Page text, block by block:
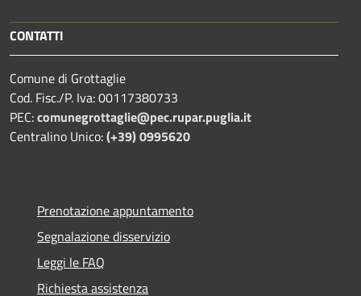
CONTATTI
Comune di Grottaglie
Cod. Fisc./P. Iva: 00117380733
PEC:comunegrottaglie@pec.rupar.puglia.it
Centralino Unico:(+39) 0995620
Prenotazione appuntamento
Segnalazione disservizio
Leggi le FAQ
Richiesta assistenza